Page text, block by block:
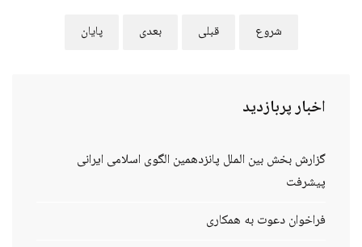
شروع قبلی بعدی پایان
اخبارپربازدید
گزارش بخش بین الملل پانزدهمین الگوی اسلامی ایرانی
پیشرفت
فراخوان دعوت به همکاری